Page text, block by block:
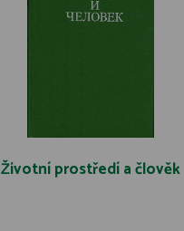
Životní prostředí a člověk